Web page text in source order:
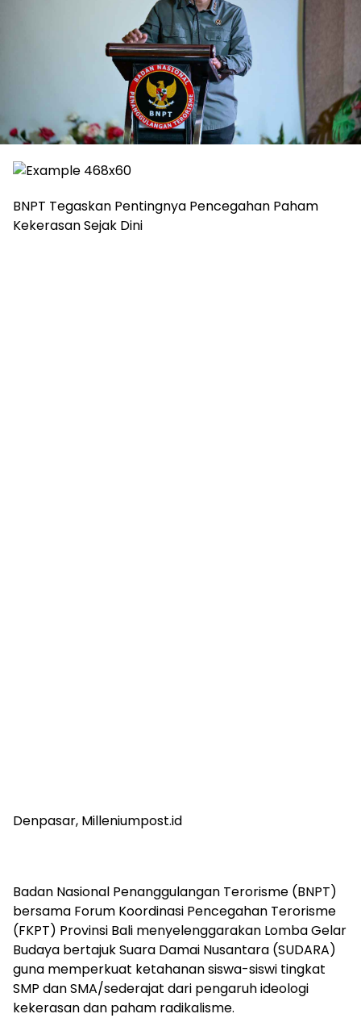
BNPT Tegaskan Pentingnya Pencegahan Paham
Kekerasan Sejak Dini
Denpasar, Milleniumpost.id
Badan Nasional Penanggulangan Terorisme (BNPT)
bersama Forum Koordinasi Pencegahan Terorisme
(FKPT) Provinsi Bali menyelenggarakan Lomba Gelar
Budaya bertajuk Suara Damai Nusantara (SUDARA)
guna memperkuat ketahanan siswa-siswi tingkat
SMP dan SMA/sederajat dari pengaruh ideologi
kekerasan dan paham radikalisme.